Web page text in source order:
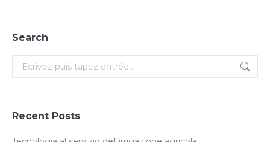
Search
Search:
Recent Posts